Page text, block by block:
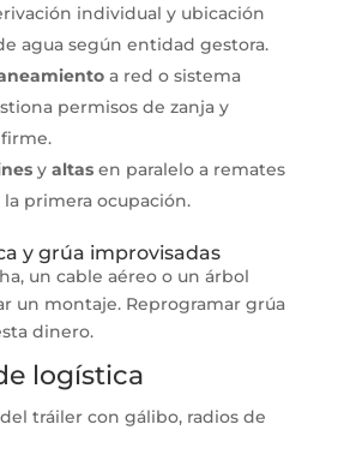
individual y ubicación
agua según entidad gestora.
a red o sistema
permisos de zanja y
y altasen paralelo a remates
primera ocupación.
y grúa improvisadas
un cable aéreo o un árbol
un montaje. Reprogramar grúa
dinero.
logística
tráiler con gálibo, radios de